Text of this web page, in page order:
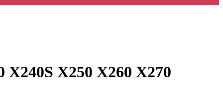
X250 X260 X270